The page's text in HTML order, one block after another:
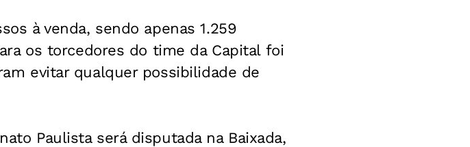
à venda, sendo apenas 1.259
os torcedores do time da Capital foi
evitar qualquer possibilidade de
Paulista será disputada na Baixada,